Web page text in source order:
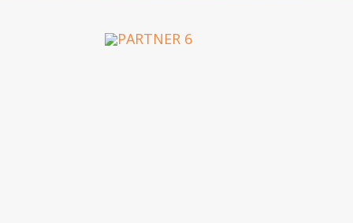
OUR PARTNERS